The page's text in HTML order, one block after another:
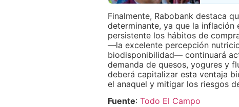
Finalmente, Rabobank destaca
determinante, ya que la
persistente los hábitos de
—la excelente percepción
biodisponibilidad— continuará
demanda de quesos, yogures y
deberá capitalizar esta ventaja
el anaquel y mitigar los riesgos
Fuente: Todo El Campo